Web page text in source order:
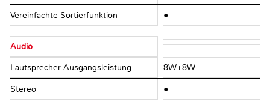
Vereinfachte Sortierfunktion ●
Audio
Lautsprecher Ausgangsleistung 8W+8W
Stereo ●